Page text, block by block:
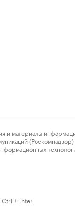
+ Enter